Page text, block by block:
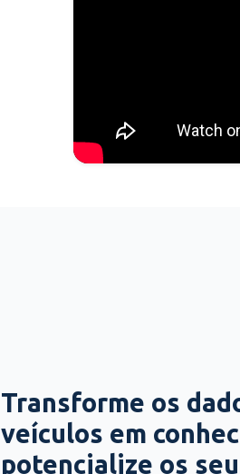
Transforme os
veículos em
potencialize os